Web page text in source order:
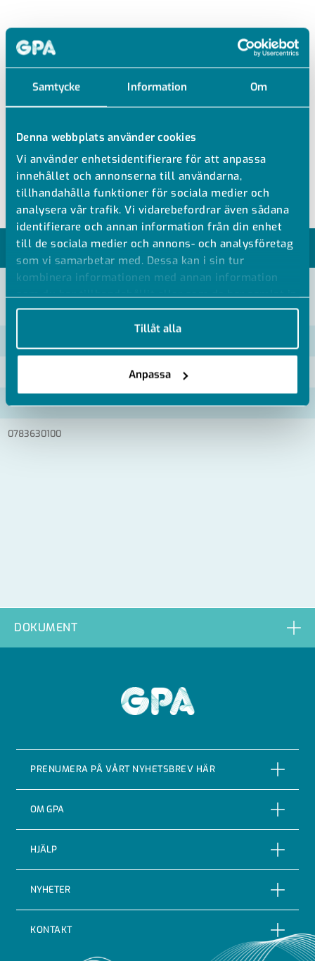
Samtycke Information Om
Denna webbplats använder cookies
Vi använder enhetsidentifierare för att anpassa
innehållet och annonserna till användarna,
tillhandahålla funktioner för sociala medier och
analysera vår trafik. Vi vidarebefordrar även sådana
identifierare och annan information från din enhet
till de sociala medier och annons- och analysföretag
som vi samarbetar med. Dessa kan i sin tur
kombinera informationen med annan information
som du har tillhandahållit eller som de har samlat in
när du har använt deras tjänster.
Tillåt alla
Anpassa
SOL 53625 L
SYRAFAST T-RÖR REDUCERAT
Reducerat
SS 316 Ti, 1.4571
MODELLER
0783630060
0783630100
DOKUMENT
PRENUMERA PÅ VÅRT NYHETSBREV HÄR
OM GPA
Om företaget
Vår Historia
Code of conduct
HJÄLP
Reklamationer
Returer
NYHETER
Nyheter
KONTAKT